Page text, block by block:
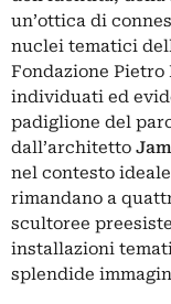
un’ottica di
nuclei tematici
Fondazione
individuati ed
padiglione del
dall’architetto
nel contesto
rimandano a
scultoree
installazioni
splendide